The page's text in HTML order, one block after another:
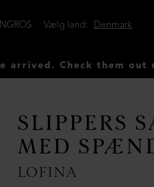
Denmark
Vælg land:
them out now
SLIPPERS
MED
LOFINA